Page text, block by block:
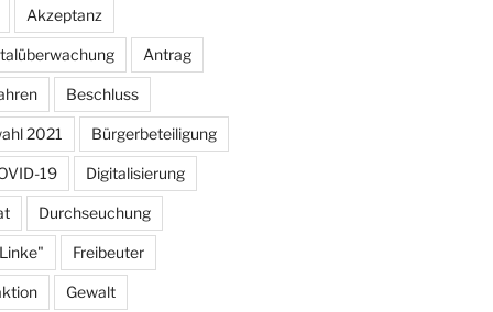
Akzeptanz
Antrag
Beschluss
2021 Bürgerbeteiligung
19 Digitalisierung
Durchseuchung
Freibeuter
Gewalt